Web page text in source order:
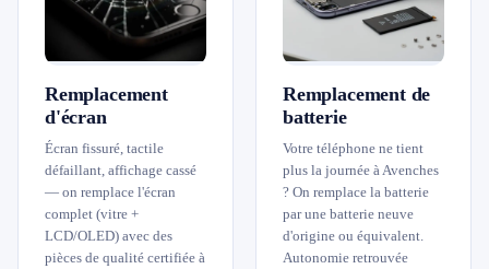
→ Toutes les zones d'intervention (21 villes)
079 716 53 82
Remplacement
d'écran
Écran fissuré, tactile
défaillant, affichage cassé
— on remplace l'écran
complet (vitre +
LCD/OLED) avec des
pièces de qualité certifiée à
Remplacement de
batterie
Votre téléphone ne tient
plus la journée à Avenches
? On remplace la batterie
par une batterie neuve
d'origine ou équivalent.
Autonomie retrouvée